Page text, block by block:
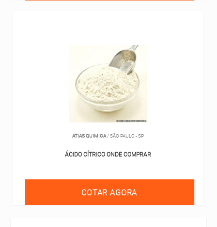
ATIAS QUIMICA / SÃO PAULO - SP
ÁCIDO CÍTRICO ONDE COMPRAR
COTAR AGORA